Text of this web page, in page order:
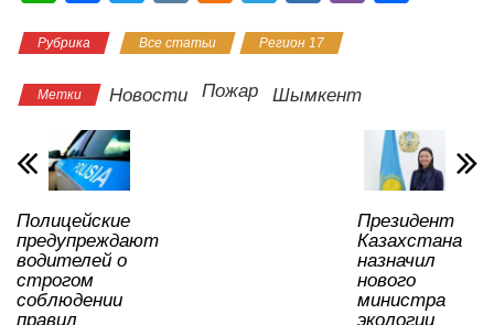
at
s
A
p
p
c
e
b
o
o
k
tt
er
n
o
e
gr
.R
u
в
и
ть
Рубрика Все статьи Регион 17
Метки Новости Пожар Шымкент
Полицейские
предупреждают
водителей о
строгом
соблюдении
правил
Президент
Казахстана
назначил
нового
министра
экологии